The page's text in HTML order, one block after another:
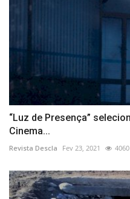
“Luz de Presença”
Cinema...
Revista Descla Fev 23, 2021 4060